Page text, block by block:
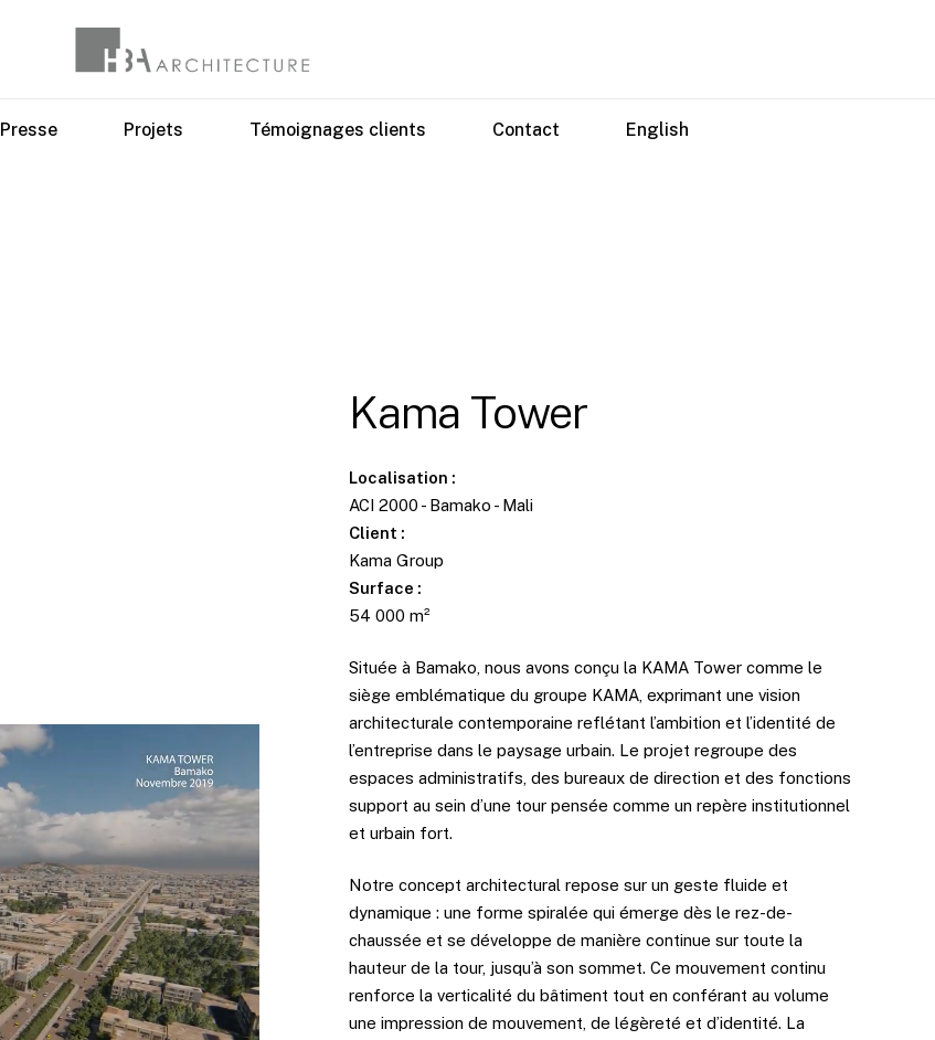
Presse Projets Témoignages clients Contact English
Kama Tower
Localisation :
ACI 2000 - Bamako - Mali
Client :
Kama Group
Surface :
54 000 m²
Située à Bamako, nous avons conçu la KAMA Tower comme le
siège emblématique du groupe KAMA, exprimant une vision
architecturale contemporaine reflétant l’ambition et l’identité de
l’entreprise dans le paysage urbain. Le projet regroupe des
espaces administratifs, des bureaux de direction et des fonctions
support au sein d’une tour pensée comme un repère institutionnel
et urbain fort.
Notre concept architectural repose sur un geste fluide et
dynamique : une forme spiralée qui émerge dès le rez-de-
chaussée et se développe de manière continue sur toute la
hauteur de la tour, jusqu’à son sommet. Ce mouvement continu
renforce la verticalité du bâtiment tout en conférant au volume
une impression de mouvement, de légèreté et d’identité. La